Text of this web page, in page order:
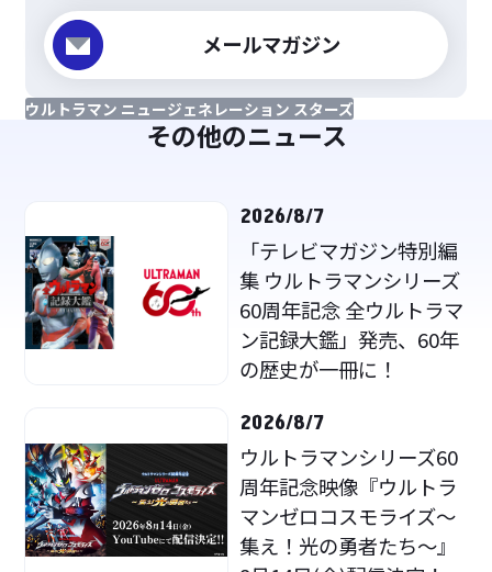
メールマガジン
ウルトラマン ニュージェネレーション スターズ
その他のニュース
2026/8/7
「テレビマガジン特別編
集 ウルトラマンシリーズ
60周年記念 全ウルトラマ
ン記録大鑑」発売、60年
の歴史が一冊に！
2026/8/7
ウルトラマンシリーズ60
周年記念映像『ウルトラ
マンゼロコスモライズ～
集え！光の勇者たち～』